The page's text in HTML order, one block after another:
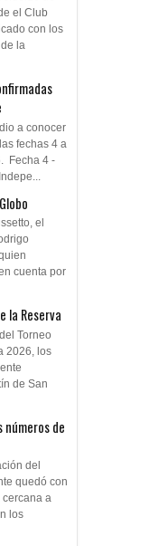
el Club
con los
la
a conocer
fechas 4 a
Fecha 4 -
el
cuenta por
la Reserva
Torneo
2026, los
de San
de
del
quedó con
cercana a
los